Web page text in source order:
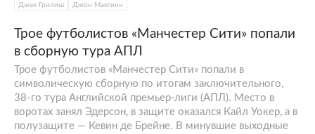
Джек Грилиш Джон Макгинн
Трое футболистов «Манчестер Сити» попали
в сборную тура АПЛ
Трое футболистов «Манчестер Сити» попали в
символическую сборную по итогам заключительного,
38-го тура Английской премьер-лиги (АПЛ). Место в
воротах занял Эдерсон, в защите оказался Кайл Уокер, а в
полузащите — Кевин де Брейне. В минувшие выходные